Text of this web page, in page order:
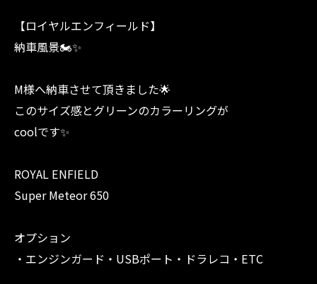
【ロイヤルエンフィールド】
納車風景🏍✨
M様へ納車させて頂きました🌟
このサイズ感とグリーンのカラーリングが
coolです✨
ROYAL ENFIELD
Super Meteor 650
オプション
・エンジンガード・USBポート・ドラレコ・ETC